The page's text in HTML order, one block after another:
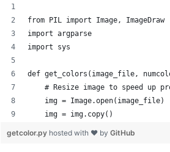
from PIL import Image, ImageDraw
import argparse
import sys
def get_colors(image_file,
# Resize image to speed up
    img = Image.open(image_file)
    img = img.copy()
getcolor.py hosted with ❤ by GitHub